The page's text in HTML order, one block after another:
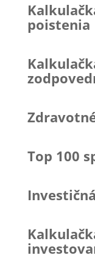
poistenia
Top 100